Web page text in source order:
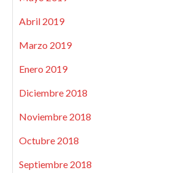
Abril 2019
Marzo 2019
Enero 2019
Diciembre 2018
Noviembre 2018
Octubre 2018
Septiembre 2018